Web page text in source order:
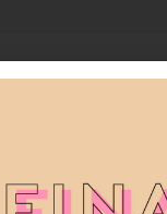
人気ワード